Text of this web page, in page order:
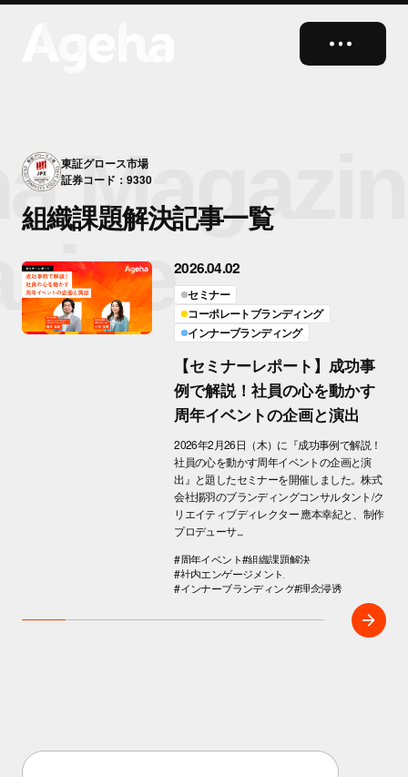
close
東証グロース市場
証券コード：9330
組織課題解決記事一覧
2026.04.02
セミナー
コーポレートブランディング
インナーブランディング
【セミナーレポート】成功事
例で解説！社員の心を動かす
周年イベントの企画と演出
2026年2月26日（木）に『成功事例で解説！
社員の心を動かす周年イベントの企画と演
出』と題したセミナーを開催しました。株式
会社揚羽のブランディングコンサルタント/ク
リエイティブディレクター 應本幸紀と、制作
プロデューサ...
#周年イベント#組織課題解決
#社内エンゲージメント
#インナーブランディング#理念浸透